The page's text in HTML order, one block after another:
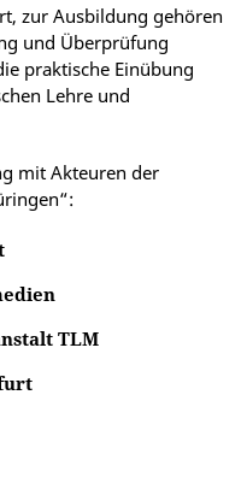
zur Ausbildung gehören
und Überprüfung
praktische Einübung
Lehre und
mit Akteuren der
TLM